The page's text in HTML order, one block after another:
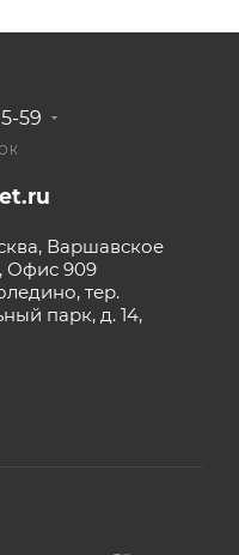
59
Варшавское
Офис 909
тер.
парк, д. 14,